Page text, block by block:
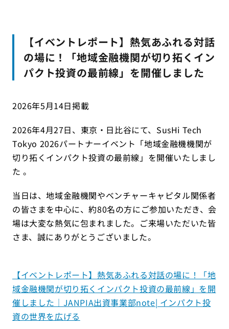
【イベントレポート】熱気あふれる対話
の場に！「地域金融機関が切り拓くイン
パクト投資の最前線」を開催しました
2026年5月14日掲載
2026年4月27日、東京・日比谷にて、SusHi Tech
Tokyo 2026パートナーイベント「地域金融機機関が
切り拓くインパクト投資の最前線」を開催いたしまし
た 。
当日は、地域金融機関やベンチャーキャピタル関係者
の皆さまを中心に、約80名の方にご参加いただき、会
場は大変な熱気に包まれました。ご来場いただいた皆
さま、誠にありがとうございました。
【イベントレポート】熱気あふれる対話の場に！「地
域金融機関が切り拓くインパクト投資の最前線」を開
催しました｜JANPIA出資事業部note| インパクト投
資の世界を広げる